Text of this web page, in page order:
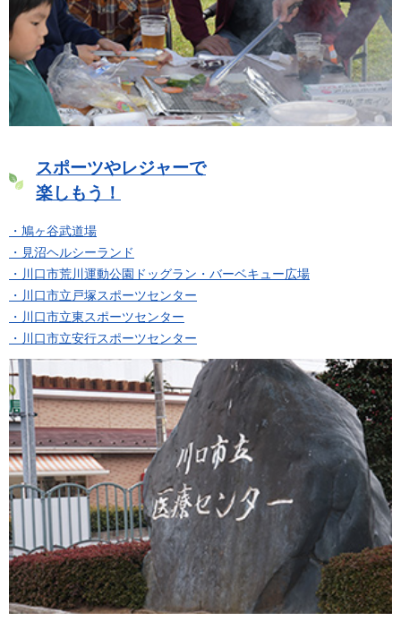
スポーツやレジャーで
楽しもう！
・鳩ヶ谷武道場
・見沼ヘルシーランド
・川口市荒川運動公園ドッグラン・バーベキュー広場
・川口市立戸塚スポーツセンター
・川口市立東スポーツセンター
・川口市立安行スポーツセンター